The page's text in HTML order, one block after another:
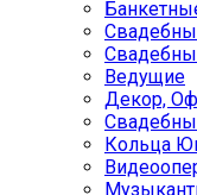
Ведущие
Декор,
Кольца